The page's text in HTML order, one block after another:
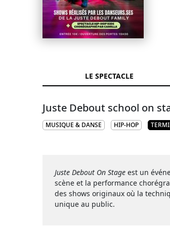
LE SPECTACLE
Juste Debout school on
MUSIQUE & DANSE HIP-HOP
Juste Debout On Stage est un
scène et la performance
des shows originaux où la
unique au public.